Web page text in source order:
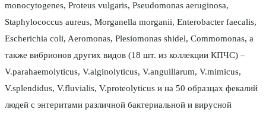
monocytogenes, Proteus vulgaris, Pseudomonas aeruginosa,
Staphylococcus aureus, Morganella morganii, Enterobacter faecalis,
Escherichia coli, Aeromonas, Plesiomonas shidel, Commomonas, а
также вибрионов других видов (18 шт. из коллекции КПЧС) –
V.parahaemolyticus, V.alginolyticus, V.anguillarum, V.mimicus,
V.splendidus, V.fluvialis, V.proteolyticus и на 50 образцах фекалий
людей с энтеритами различной бактериальной и вирусной